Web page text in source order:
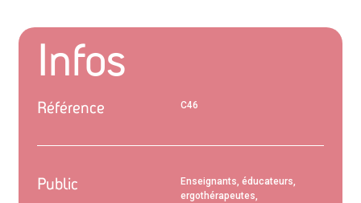
Infos
Référence C46
Public
Enseignants, éducateurs,
ergothérapeutes,